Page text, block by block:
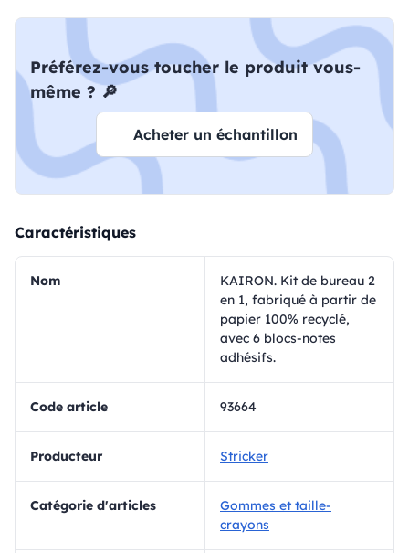
Préférez-vous toucher le produit vous-
même ? 🔎
Acheter un échantillon
Caractéristiques
Nom
KAIRON. Kit de bureau 2
en 1, fabriqué à partir de
papier 100% recyclé,
avec 6 blocs-notes
adhésifs.
Code article 93664
Producteur Stricker
Catégorie d'articles
Gommes et taille-
crayons